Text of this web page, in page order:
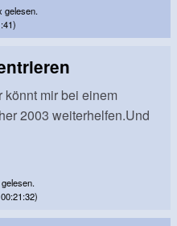
gelesen.
könnt mir bei einem
2003 weiterhelfen.Und